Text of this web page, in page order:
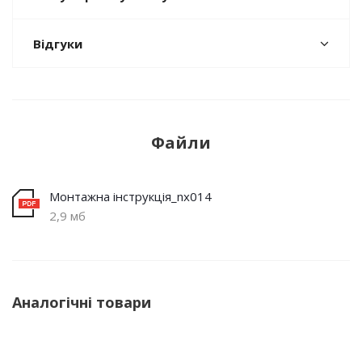
Відгуки
Файли
Монтажна інструкція_nx014
2,9 мб
Аналогічні товари